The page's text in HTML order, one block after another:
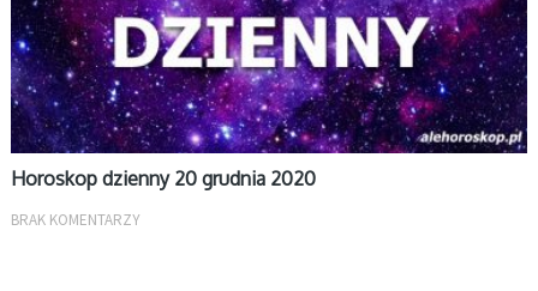
Horoskop dzienny 20 grudnia 2020
BRAK KOMENTARZY